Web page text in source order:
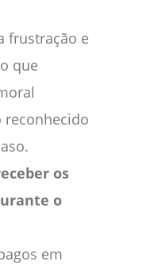
frustração e
que
reconhecido
os
o
em